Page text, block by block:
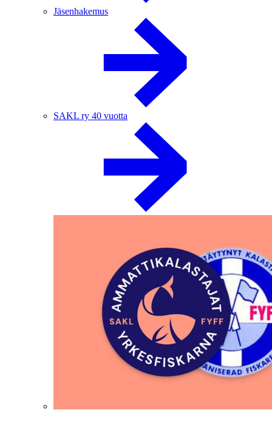
Jäsenhakemus
SAKL ry 40 vuotta